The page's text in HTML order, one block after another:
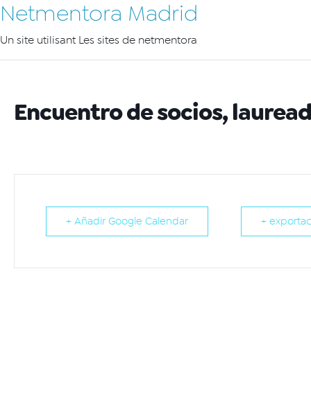
Netmentora Madrid
Un site utilisant Les sites de netmentora
Encuentro de socios,
+ Añadir Google Calendar +